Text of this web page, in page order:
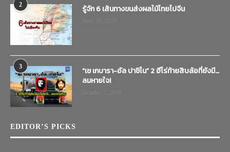
2 รู้จัก 6 เส้นทางขนส่งผลไม้ไทยไปจีน
3
“เช เกบารา-อัล ปาชิโน” 2 ฮีโร่ท้ายสิบล้อที่ยังมี…
ลมหายใจ!
EDITOR’S PICKS